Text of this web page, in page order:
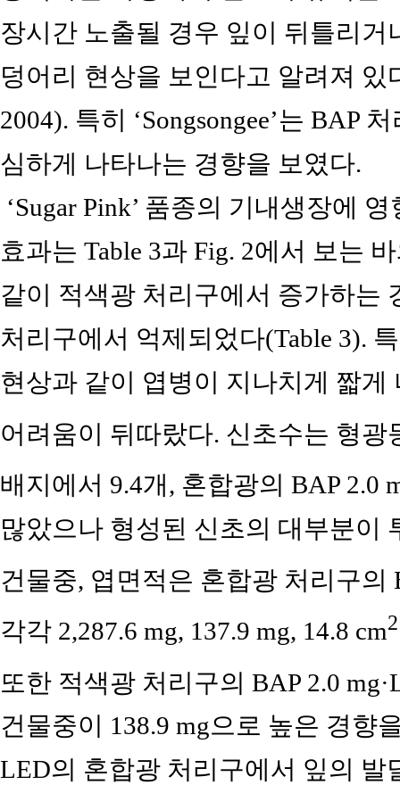
장시간 노출될 경우 잎이 뒤틀리
덩어리 현상을 보인다고 알려져 있
2004). 특히 ‘Songsongee’는 BAP
심하게 나타나는 경향을 보였다.
‘Sugar Pink’ 품종의 기내생장에
효과는 Table 3과 Fig. 2에서 보는
같이 적색광 처리구에서 증가하는
처리구에서 억제되었다(Table 3).
현상과 같이 엽병이 지나치게 짧
어려움이 뒤따랐다. 신초수는 형광
배지에서 9.4개, 혼합광의 BAP 2.0
많았으나 형성된 신초의 대부분이
건물중, 엽면적은 혼합광 처리구의
각각 2,287.6 mg, 137.9 mg, 14.8 cm2
또한 적색광 처리구의 BAP 2.0
건물중이 138.9 mg으로 높은 경향
LED의 혼합광 처리구에서 잎의 발